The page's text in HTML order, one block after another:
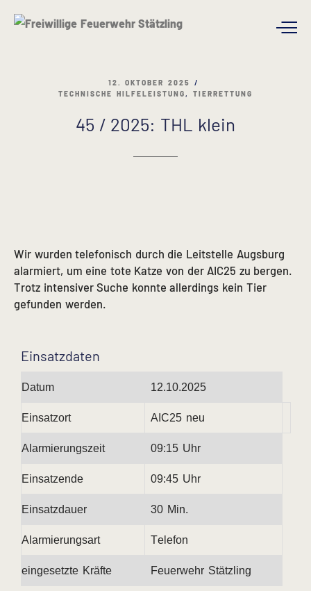
12. OKTOBER 2025
TECHNISCHE HILFELEISTUNG, TIERRETTUNG
45 / 2025: THL klein
Wir wurden telefonisch durch die Leitstelle Augsburg
alarmiert, um eine tote Katze von der AIC25 zu bergen.
Trotz intensiver Suche konnte allerdings kein Tier
gefunden werden.
Einsatzdaten
Datum 12.10.2025
Einsatzort AIC25 neu
Alarmierungszeit 09:15 Uhr
Einsatzende 09:45 Uhr
Einsatzdauer 30 Min.
Alarmierungsart Telefon
eingesetzte Kräfte Feuerwehr Stätzling